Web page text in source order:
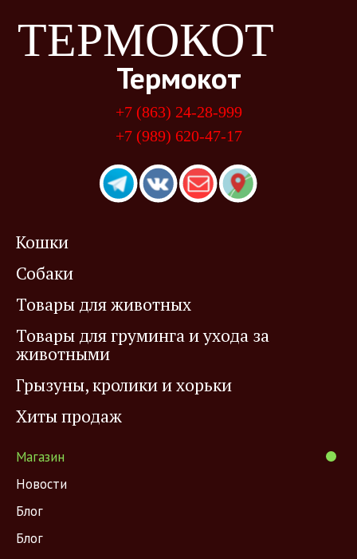
ТЕРМОКОТ
Термокот
+7 (863) 24-28-999
+7 (989) 620-47-17
Кошки
Собаки
Товары для животных
Товары для груминга и ухода за
животными
Грызуны, кролики и хорьки
Хиты продаж
Магазин
Новости
Блог
Блог